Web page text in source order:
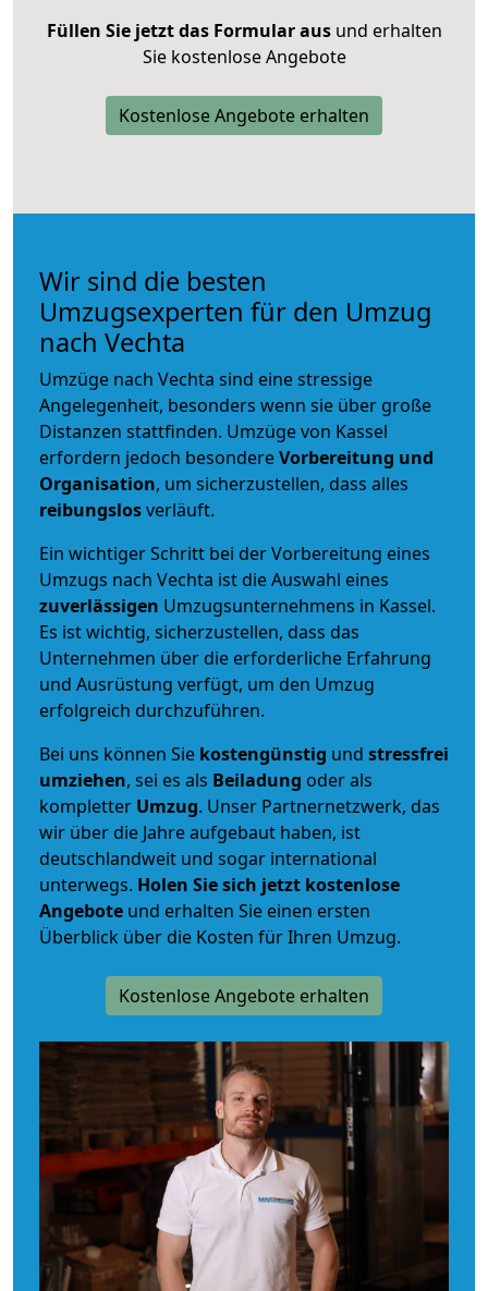
Füllen Sie jetzt das Formular ausund erhalten
Sie kostenlose Angebote
Kostenlose Angebote erhalten
Wir sind die besten
Umzugsexperten für den Umzug
nach Vechta
Umzüge nach Vechta sind eine stressige
Angelegenheit, besonders wenn sie über große
Distanzen stattfinden. Umzüge von Kassel
erfordern jedoch besondereVorbereitung und
Organisation, um sicherzustellen, dass alles
reibungslosverläuft.
Ein wichtiger Schritt bei der Vorbereitung eines
Umzugs nach Vechta ist die Auswahl eines
zuverlässigen Umzugsunternehmens in Kassel.
Es ist wichtig, sicherzustellen, dass das
Unternehmen über die erforderliche Erfahrung
und Ausrüstung verfügt, um den Umzug
erfolgreich durchzuführen.
Bei uns können Sie kostengünstig und stressfrei
umziehen, sei es als Beiladung oder als
kompletter Umzug. Unser Partnernetzwerk, das
wir über die Jahre aufgebaut haben, ist
deutschlandweit und sogar international
unterwegs. Holen Sie sich jetzt kostenlose
Angebote und erhalten Sie einen ersten
Überblick über die Kosten für Ihren Umzug.
Kostenlose Angebote erhalten